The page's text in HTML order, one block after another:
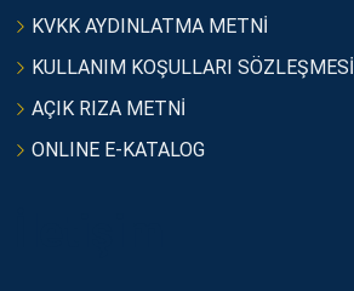
KVKK AYDINLATMA METNİ
KULLANIM KOŞULLARI SÖZLEŞMESİ
AÇIK RIZA METNİ
ONLINE E-KATALOG